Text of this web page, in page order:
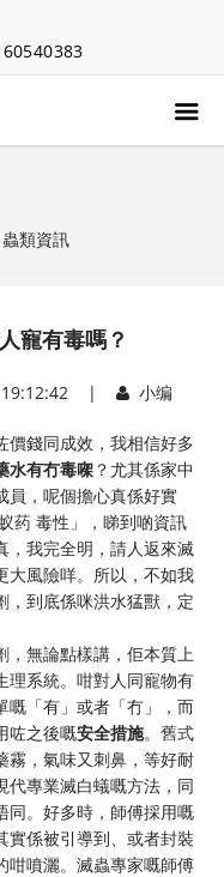
蟲類資訊
寵有毒嗎？
19:12:42 | 小编
價錢同成效，我相信好多
水有冇毒㗎 ？尤其係家中
員，呢個擔心真係好實
药 毒性」，睇到啲資訊
，我完全明，請人返來滅
大風險咩。所以，不如我
，到底係咪洪水猛獸，定
，無論點樣講，佢本質上
理系統。咁對人同寵物有
嘅「有」或者「冇」，而
咗之後嘅安全措施。舊式
霧，氣味又刺鼻，等好耐
代專業滅白蟻嘅方法，同
同。好多時，師傅採用嘅
實係被引導到、或者封裝
咁噴灑。滅蟲專家嘅師傅